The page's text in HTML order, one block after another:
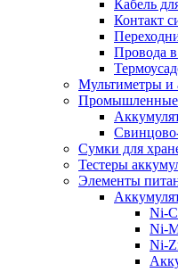
Кабель
Контакт
Провода
Мультиметры и
Промышленные
Сумки для
Тестеры
Элементы
Ni-
Ni-
Ni-